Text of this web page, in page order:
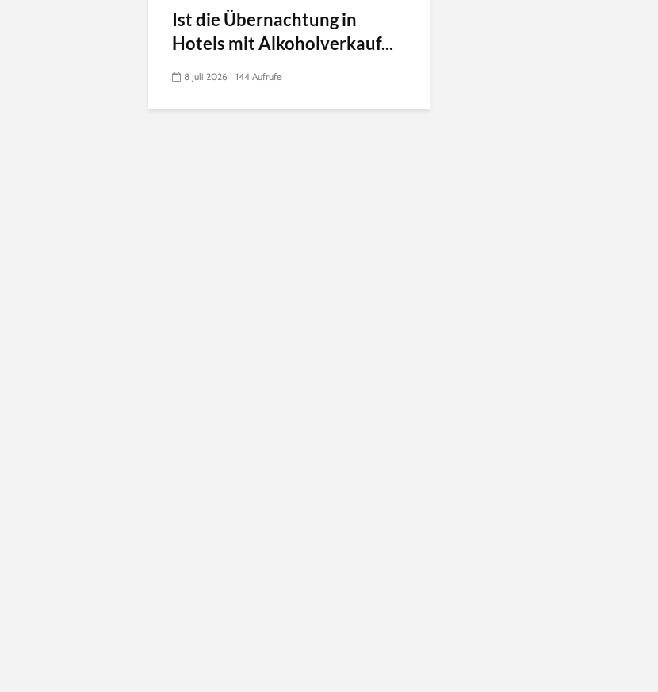
Ist die Übernachtung in
Hotels mit Alkoholverkauf...
8 Juli 2026 144 Aufrufe